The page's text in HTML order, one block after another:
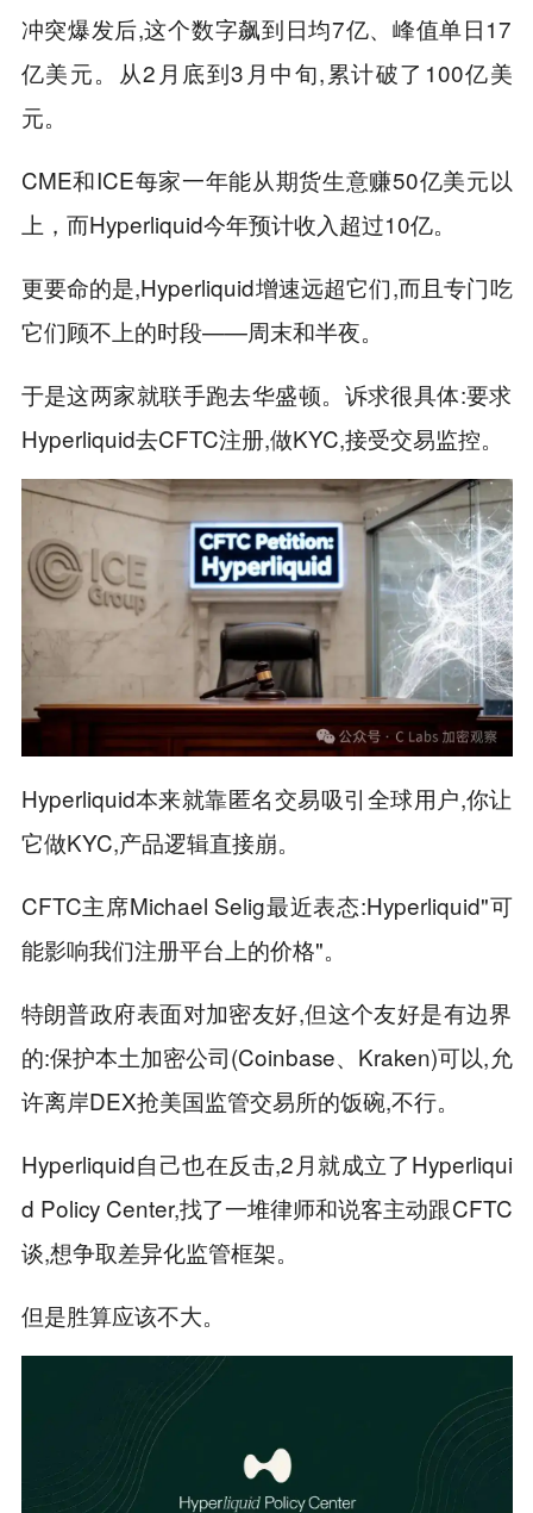
冲突爆发后,这个数字飙到日均7亿、峰值单日17
亿美元。从2月底到3月中旬,累计破了100亿美
元。
CME和ICE每家一年能从期货生意赚50亿美元以
上，而Hyperliquid今年预计收入超过10亿。
更要命的是,Hyperliquid增速远超它们,而且专门吃
它们顾不上的时段——周末和半夜。
于是这两家就联手跑去华盛顿。诉求很具体:要求
Hyperliquid去CFTC注册,做KYC,接受交易监控。
Hyperliquid本来就靠匿名交易吸引全球用户,你让
它做KYC,产品逻辑直接崩。
CFTC主席Michael Selig最近表态:Hyperliquid"可
能影响我们注册平台上的价格"。
特朗普政府表面对加密友好,但这个友好是有边界
的:保护本土加密公司(Coinbase、Kraken)可以,允
许离岸DEX抢美国监管交易所的饭碗,不行。
Hyperliquid自己也在反击,2月就成立了Hyperliqui
d Policy Center,找了一堆律师和说客主动跟CFTC
谈,想争取差异化监管框架。
但是胜算应该不大。